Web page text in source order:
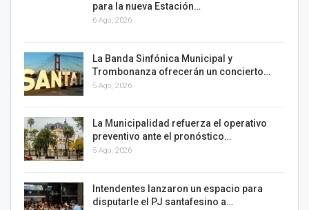
para la nueva Estación…
6 Ago, 2026
La Banda Sinfónica Municipal y
Trombonanza ofrecerán un concierto…
5 Ago, 2026
La Municipalidad refuerza el operativo
preventivo ante el pronóstico…
5 Ago, 2026
Intendentes lanzaron un espacio para
disputarle el PJ santafesino a…